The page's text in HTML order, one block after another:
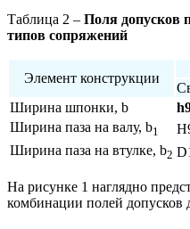
Таблица 2 – Поля допусков
типов сопряжений
Элемент конструкции
Ширина шпонки, b
Ширина паза на валу, b1
Ширина паза на втулке, b2
На рисунке 1 наглядно
комбинации полей допусков